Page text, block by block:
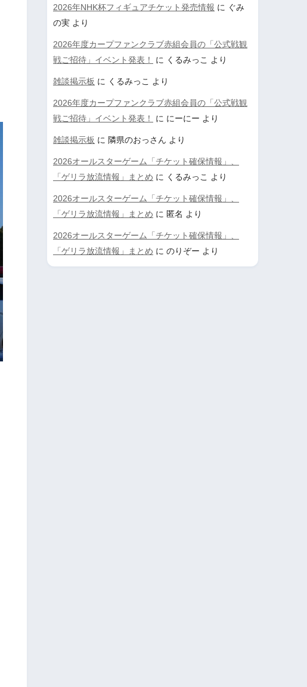
2026年NHK杯フィギュアチケット発売情報 に ぐみ
の実 より
2026年度カープファンクラブ赤組会員の「公式戦観
戦ご招待」イベント発表！
に くるみっこ より
雑談掲示板 に くるみっこ より
2026年度カープファンクラブ赤組会員の「公式戦観
戦ご招待」イベント発表！
に にーにー より
雑談掲示板 に 隣県のおっさん より
2026オールスターゲーム「チケット確保情報」、
「ゲリラ放流情報」まとめ に くるみっこ より
2026オールスターゲーム「チケット確保情報」、
「ゲリラ放流情報」まとめ に 匿名 より
2026オールスターゲーム「チケット確保情報」、
「ゲリラ放流情報」まとめ に のりぞー より